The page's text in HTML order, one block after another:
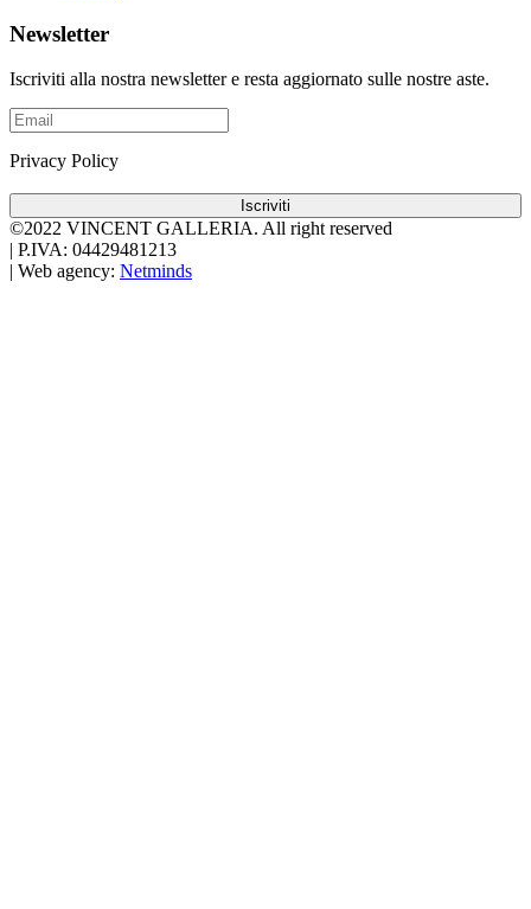
Newsletter
Iscriviti alla nostra newsletter e resta aggiornato sulle nostre aste.
Privacy Policy
Iscriviti
©2022 VINCENT GALLERIA. All right reserved
P.IVA: 04429481213
Web agency: Netminds